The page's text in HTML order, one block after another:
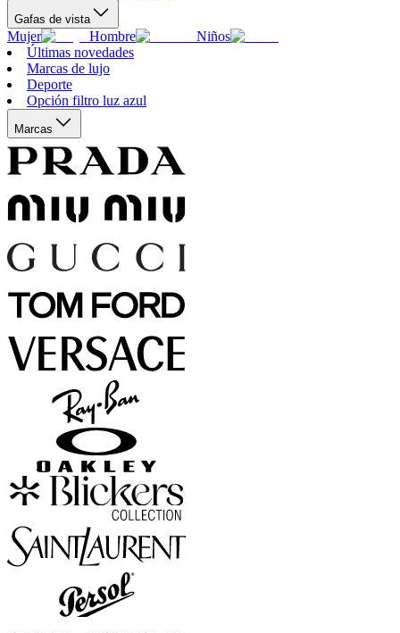
Gafas de vista
Mujer Hombre
Niños
Últimas novedades
Marcas de lujo
Deporte
Opción filtro luz azul
Marcas